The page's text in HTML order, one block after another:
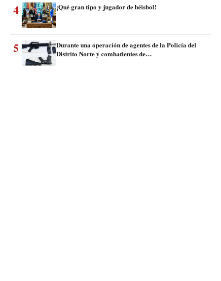
4 ¡Qué gran tipo y jugador de béisbol!
5
Durante una operación de agentes de la Policía del
Distrito Norte y combatientes de…